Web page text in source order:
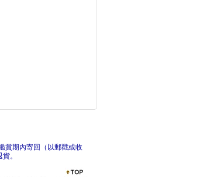
賞期內寄回（以郵戳或收
。